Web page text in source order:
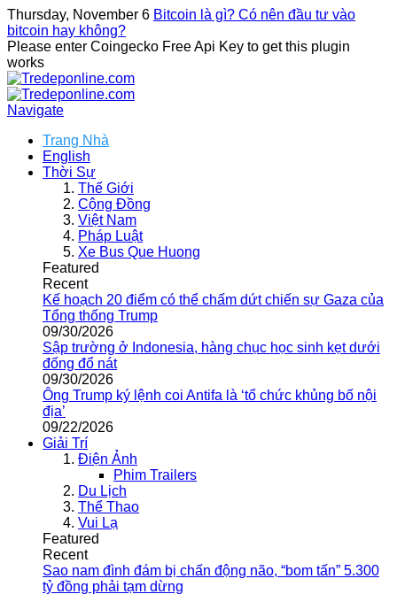
Thursday, November 6 Bitcoin là gì? Có nên đầu tư vào
bitcoin hay không?
Please enter Coingecko Free Api Key to get this plugin
works
Navigate
Trang Nhà
English
Thời Sự
Thế Giới
Cộng Đồng
Việt Nam
Pháp Luật
Xe Bus Que Huong
Featured
Recent
Kế hoạch 20 điểm có thể chấm dứt chiến sự Gaza của
Tổng thống Trump
09/30/2026
Sập trường ở Indonesia, hàng chục học sinh kẹt dưới
đống đổ nát
09/30/2026
Ông Trump ký lệnh coi Antifa là ‘tổ chức khủng bố nội
địa’
09/22/2026
Giải Trí
Điện Ảnh
Phim Trailers
Du Lịch
Thể Thao
Vui Lạ
Featured
Recent
Sao nam đình đám bị chấn động não, “bom tấn” 5.300
tỷ đồng phải tạm dừng